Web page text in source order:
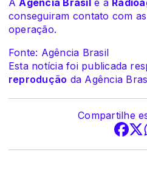
AAgência Brasil e a
conseguiram contato com
operação.
Fonte: Agência Brasil
Esta notícia foi publicada
reprodução da Agência
Compartilhe